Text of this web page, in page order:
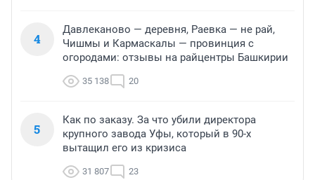
4
Давлеканово — деревня, Раевка — не рай,
Чишмы и Кармаскалы — провинция с
огородами: отзывы на райцентры Башкирии
35 138 20
5
Как по заказу. За что убили директора
крупного завода Уфы, который в 90-х
вытащил его из кризиса
31 807 23